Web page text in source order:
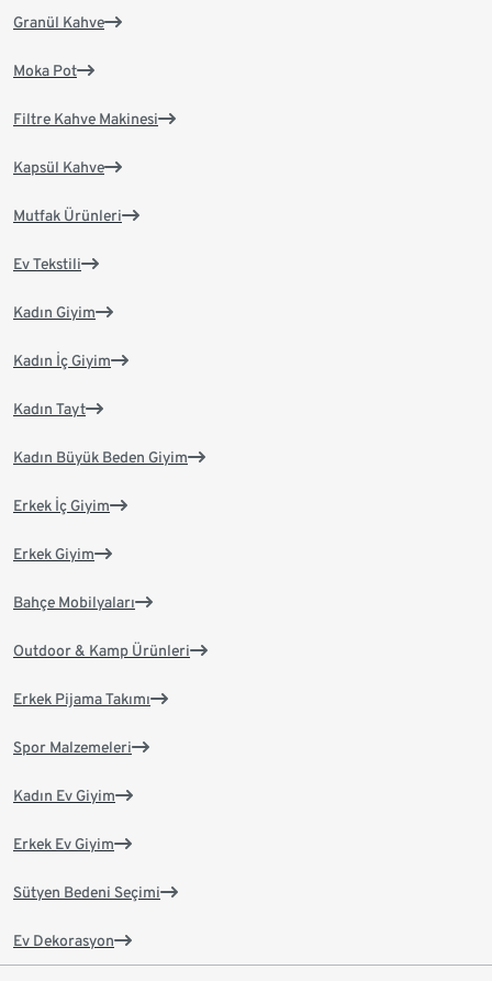
Granül Kahve
Moka Pot
Filtre Kahve Makinesi
Kapsül Kahve
Mutfak Ürünleri
Ev Tekstili
Kadın Giyim
Kadın İç Giyim
Kadın Tayt
Kadın Büyük Beden Giyim
Erkek İç Giyim
Erkek Giyim
Bahçe Mobilyaları
Outdoor & Kamp Ürünleri
Erkek Pijama Takımı
Spor Malzemeleri
Kadın Ev Giyim
Erkek Ev Giyim
Sütyen Bedeni Seçimi
Ev Dekorasyon